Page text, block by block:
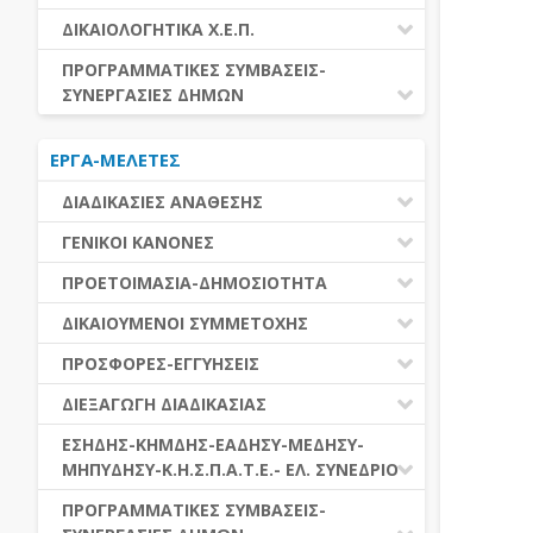
ΕΚΤΕΛΕΣΗ ΥΠΗΡΕΣΙΩΝ
ΕΚΤΕΛΕΣΗ ΠΡΟΜΗΘΕΙΩΝ
ΕΑΑΔΗΣΥ
ΕΑΔΗΣΥ
ΕΛ.ΣΥΝΕΔΡΙΟ
ΕΣΗΔΗΣ
ΔΙΚΑΙΟΛΟΓΗΤΙΚΑ Χ.Ε.Π.
ΔΙΚΑΙΟΛΟΓΗΤΙΚΑ Χ.Ε.Π.
ΠΡΟΓΡΑΜΜΑΤΙΚΕΣ ΣΥΜΒΑΣΕΙΣ-
ΣΥΝΕΡΓΑΣΙΕΣ ΔΗΜΩΝ
ΔΙΕΘΝΕΣ ΚΑΙ ΕΥΡΩΠΑΙΚΟ ΕΠΙΠΕΔΟ
ΠΡΟΓΡΑΜΜΑΤΙΚΕΣ ΣΥΜΒΑΣΕΙΣ
ΕΡΓΑ-ΜΕΛΕΤΕΣ
ΔΙΑΔΙΚΑΣΙΕΣ ΑΝΑΘΕΣΗΣ
ΔΙΑΔΙΚΑΣΙΕΣ ΑΝΑΘΕΣΗΣ
ΣΥΓΚΕΝΤΡΩΤΙΚΕΣ ΔΙΑΔΙΚΑΣΙΕΣ
ΑΝΑΘΕΣΗΣ
ΠΙΝΑΚΕΣ ΔΗΜΟΣΝΕΤ
ΓΕΝΙΚΟΙ ΚΑΝΟΝΕΣ
ΠΕΔΙΟ ΕΦΑΡΜΟΓΗΣ-ΕΝΑΡΞΗ ΙΣΧΥΟΣ
ΗΛΕΚΤΡΟΝΙΚΑ ΜΕΣΑ
ΓΕΝΙΚΕΣ ΑΡΧΕΣ ΚΑΙ ΚΑΝΟΝΕΣ
ΑΞΙΑ ΣΥΜΒΑΣΗΣ
ΕΙΔΗ ΣΥΜΒΑΣΕΩΝ
ΔΙΑΦΟΡΑ
ΠΡΟΕΤΟΙΜΑΣΙΑ-ΔΗΜΟΣΙΟΤΗΤΑ
ΓΝΩΜΟΔΟΤΙΚΑ ΟΡΓΑΝΑ-ΕΠΙΤΡΟΠΕΣ
ΠΡΟΕΤΟΙΜΑΣΙΑ
ΕΓΓΡΑΦΑ ΤΗΣ ΣΥΜΒΑΣΗΣ
ΔΗΜΟΣΙΕΥΣΕΙΣ
ΕΝΑΡΞΗ-ΠΡΟΘΕΣΜΙΕΣ
ΔΙΚΑΙΟΥΜΕΝΟΙ ΣΥΜΜΕΤΟΧΗΣ
ΔΙΚΑΙΟΥΜΕΝΟΙ ΣΥΜΜΕΤΟΧΗΣ
ΚΡΙΤΗΡΙΑ ΕΠΙΛΟΓΗΣ
ΛΟΓΟΙ ΑΠΟΚΛΕΙΣΜΟΥ
ΔΙΚΑΙΟΛΟΓΗΤΙΚΑ ΛΟΓΩΝ
ΑΠΟΚΛΕΙΣΜΟΥ & ΚΡΙΤΗΡΙΩΝ
ΕΠΙΛΟΓΗΣ
ΕΕΕΣ
ΠΡΟΣΦΟΡΕΣ-ΕΓΓΥΗΣΕΙΣ
ΕΓΓΥΗΣΕΙΣ
ΠΡΟΣΦΟΡΕΣ
ΔΙΕΞΑΓΩΓΗ ΔΙΑΔΙΚΑΣΙΑΣ
ΑΞΙΟΛΟΓΗΣΗ ΚΑΙ ΑΝΑΘΕΣΗ
ΑΠΟΤΕΛΕΣΜΑ ΔΙΑΔΙΚΑΣΙΑΣ
ΠΡΟΣΦΥΓΕΣ-ΕΝΣΤΑΣΕΙΣ
ΕΣΗΔΗΣ-ΚΗΜΔΗΣ-ΕΑΔΗΣΥ-ΜΕΔΗΣΥ-
ΜΗΠΥΔΗΣΥ-Κ.Η.Σ.Π.Α.Τ.Ε.- ΕΛ. ΣΥΝΕΔΡΙΟ
ΕΑΑΔΗΣΥ
ΠΡΟΓΡΑΜΜΑΤΙΚΕΣ ΣΥΜΒΑΣΕΙΣ-